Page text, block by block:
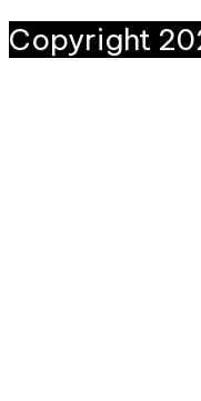
Copyright